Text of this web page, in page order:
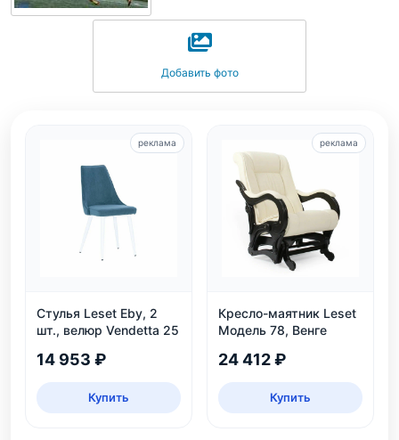
Добавить фото
Стулья Leset Eby, 2
шт., велюр Vendetta 25
14 953 ₽
Купить
реклама
Кресло-маятник Leset
Модель 78, Венге
24 412 ₽
Купить
реклама